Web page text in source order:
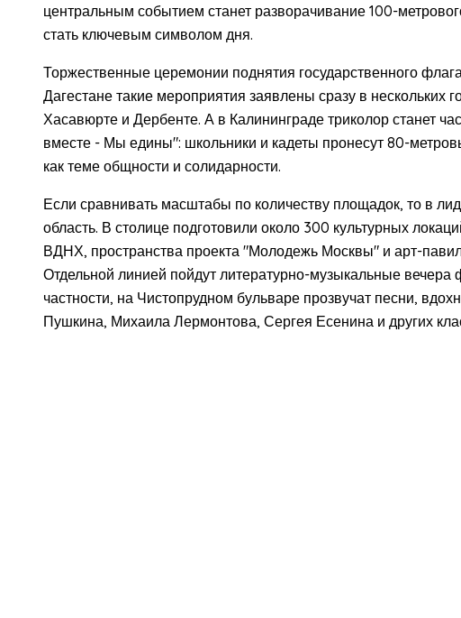
центральным событием станет разворачивание 100-
стать ключевым символом дня.
Торжественные церемонии поднятия государственного
Дагестане такие мероприятия заявлены сразу в нескольких
Хасавюрте и Дербенте. А в Калининграде триколор станет
вместе - Мы едины": школьники и кадеты пронесут 80-
как теме общности и солидарности.
Если сравнивать масштабы по количеству площадок, то в
область. В столице подготовили около 300 культурных
ВДНХ, пространства проекта "Молодежь Москвы" и арт-
Отдельной линией пойдут литературно-музыкальные
частности, на Чистопрудном бульваре прозвучат песни,
Пушкина, Михаила Лермонтова, Сергея Есенина и других